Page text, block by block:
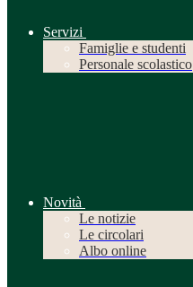
Servizi
Famiglie e studenti
Personale scolastico
Novità
Le notizie
Le circolari
Albo online